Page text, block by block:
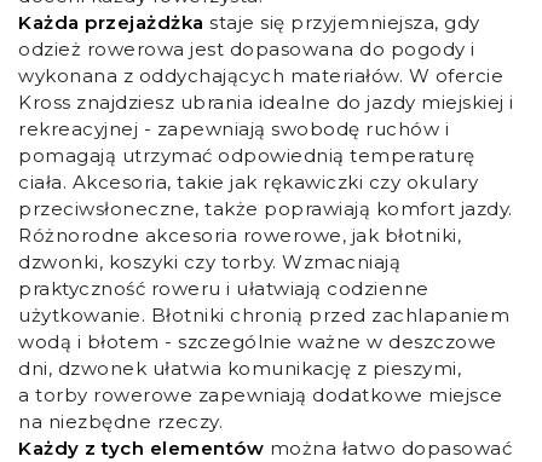
Każda przejażdżka staje się przyjemniejsza, gdy
odzież rowerowa jest dopasowana do pogody i
wykonana z oddychających materiałów. W ofercie
Kross znajdziesz ubrania idealne do jazdy miejskiej i
rekreacyjnej - zapewniają swobodę ruchów i
pomagają utrzymać odpowiednią temperaturę
ciała. Akcesoria, takie jak rękawiczki czy okulary
przeciwsłoneczne, także poprawiają komfort jazdy.
Różnorodne akcesoria rowerowe, jak błotniki,
dzwonki, koszyki czy torby. Wzmacniają
praktyczność roweru i ułatwiają codzienne
użytkowanie. Błotniki chronią przed zachlapaniem
wodą i błotem - szczególnie ważne w deszczowe
dni, dzwonek ułatwia komunikację z pieszymi,
a torby rowerowe zapewniają dodatkowe miejsce
na niezbędne rzeczy.
Każdy z tych elementów można łatwo dopasować